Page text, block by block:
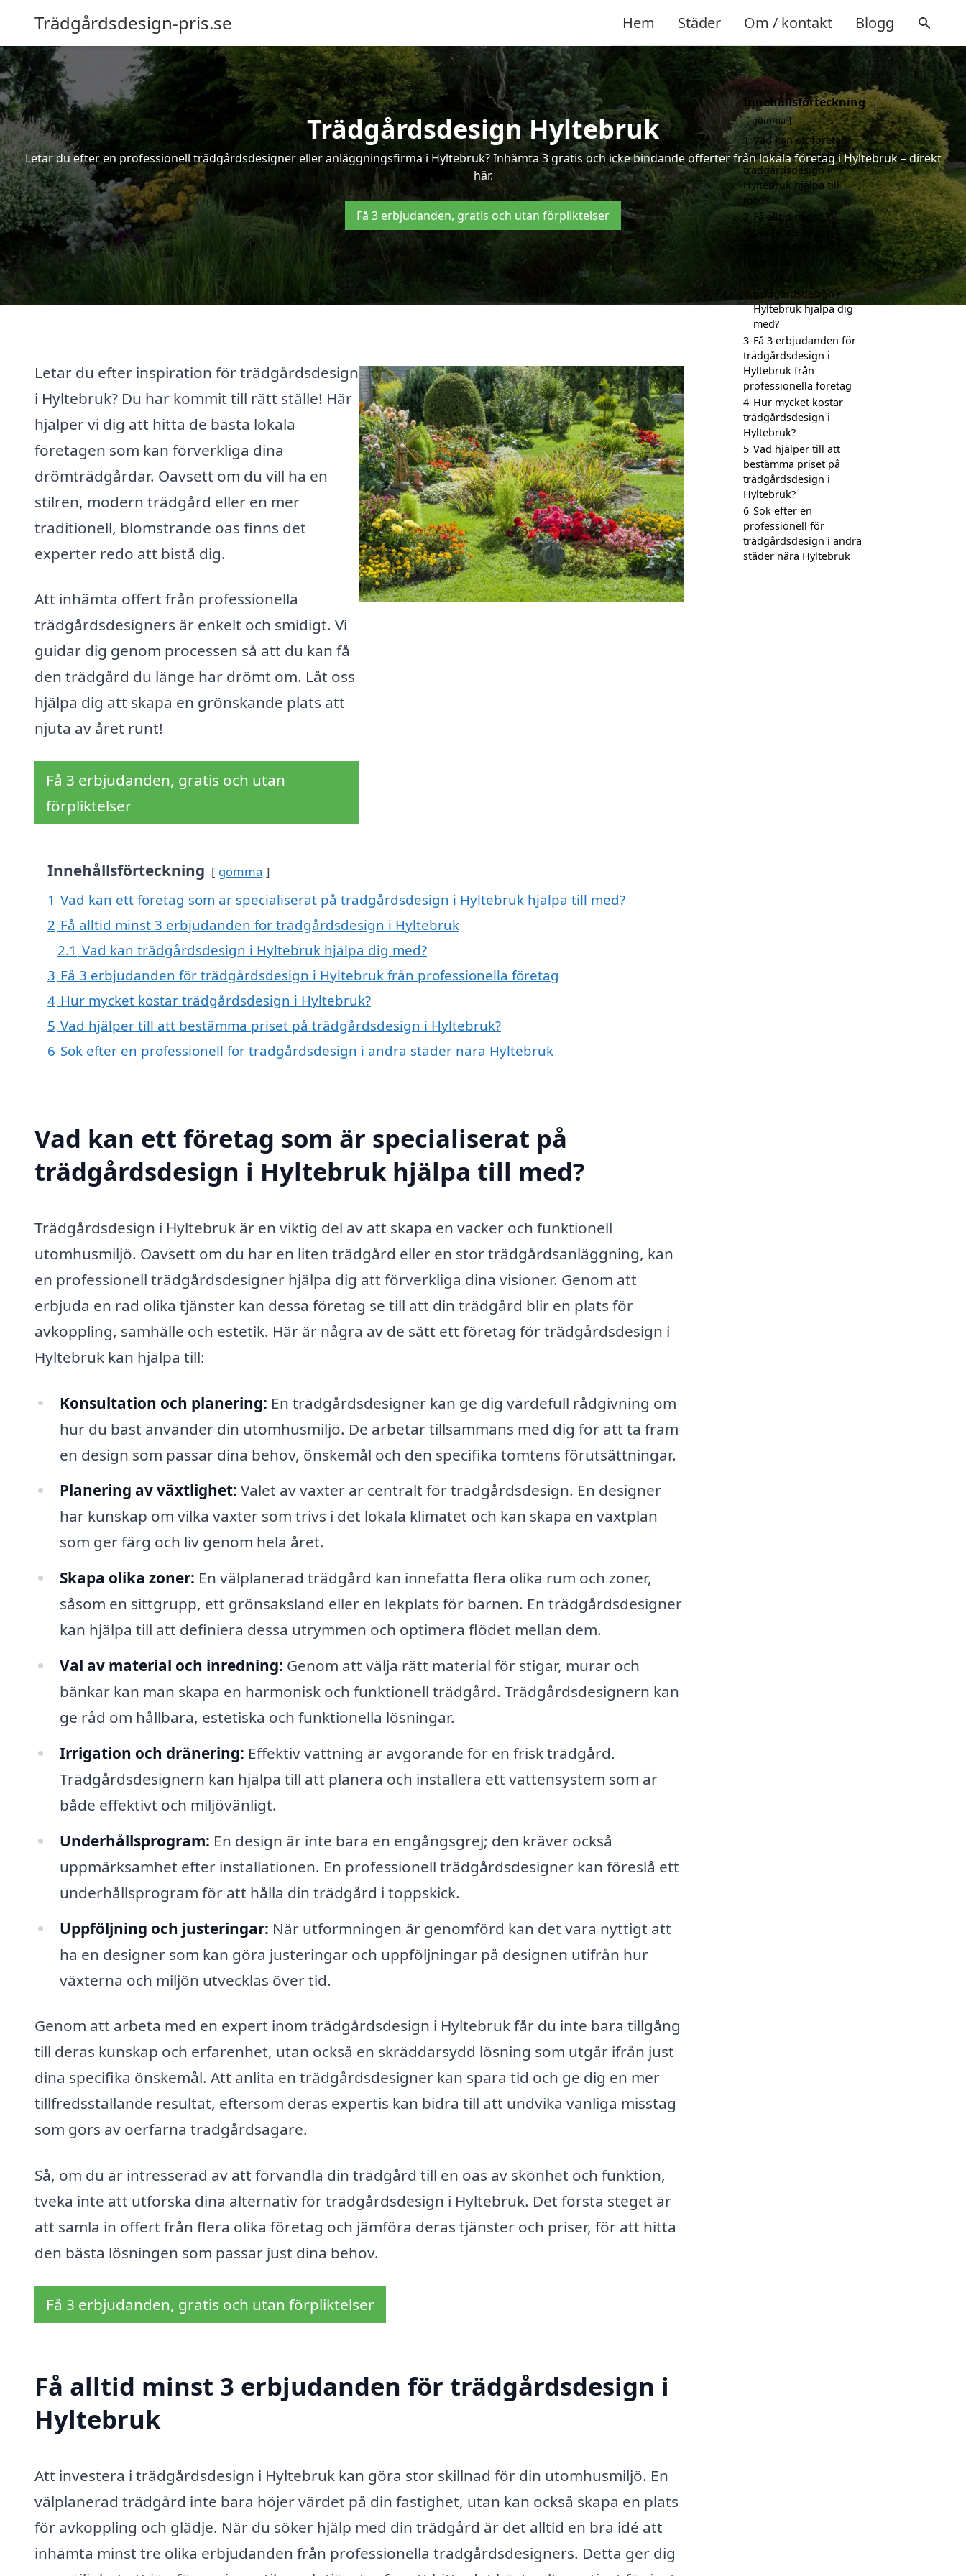
Trädgårdsdesign-pris.se Hem Städer Om / kontakt Blogg
Trädgårdsdesign Hyltebruk
Letar du efter en professionell trädgårdsdesigner eller anläggningsfirma i Hyltebruk? Inhämta 3 gratis och icke bindande offerter från lokala företag i Hyltebruk – direkt
här.
Få 3 erbjudanden, gratis och utan förpliktelser
Letar du efter inspiration för trädgårdsdesign
i Hyltebruk? Du har kommit till rätt ställe! Här
hjälper vi dig att hitta de bästa lokala
företagen som kan förverkliga dina
drömträdgårdar. Oavsett om du vill ha en
stilren, modern trädgård eller en mer
traditionell, blomstrande oas finns det
experter redo att bistå dig.
Att inhämta offert från professionella
trädgårdsdesigners är enkelt och smidigt. Vi
guidar dig genom processen så att du kan få
den trädgård du länge har drömt om. Låt oss
hjälpa dig att skapa en grönskande plats att
njuta av året runt!
Få 3 erbjudanden, gratis och utan
förpliktelser
Innehållsförteckning gömma
1 Vad kan ett företag som är specialiserat på trädgårdsdesign i Hyltebruk hjälpa till med?
2 Få alltid minst 3 erbjudanden för trädgårdsdesign i Hyltebruk
2.1 Vad kan trädgårdsdesign i Hyltebruk hjälpa dig med?
3 Få 3 erbjudanden för trädgårdsdesign i Hyltebruk från professionella företag
4 Hur mycket kostar trädgårdsdesign i Hyltebruk?
5 Vad hjälper till att bestämma priset på trädgårdsdesign i Hyltebruk?
6 Sök efter en professionell för trädgårdsdesign i andra städer nära Hyltebruk
Vad kan ett företag som är specialiserat på
trädgårdsdesign i Hyltebruk hjälpa till med?
Trädgårdsdesign i Hyltebruk är en viktig del av att skapa en vacker och funktionell
utomhusmiljö. Oavsett om du har en liten trädgård eller en stor trädgårdsanläggning, kan
en professionell trädgårdsdesigner hjälpa dig att förverkliga dina visioner. Genom att
erbjuda en rad olika tjänster kan dessa företag se till att din trädgård blir en plats för
avkoppling, samhälle och estetik. Här är några av de sätt ett företag för trädgårdsdesign i
Hyltebruk kan hjälpa till:
Konsultation och planering: En trädgårdsdesigner kan ge dig värdefull rådgivning om
hur du bäst använder din utomhusmiljö. De arbetar tillsammans med dig för att ta fram
en design som passar dina behov, önskemål och den specifika tomtens förutsättningar.
Planering av växtlighet: Valet av växter är centralt för trädgårdsdesign. En designer
har kunskap om vilka växter som trivs i det lokala klimatet och kan skapa en växtplan
som ger färg och liv genom hela året.
Skapa olika zoner: En välplanerad trädgård kan innefatta flera olika rum och zoner,
såsom en sittgrupp, ett grönsaksland eller en lekplats för barnen. En trädgårdsdesigner
kan hjälpa till att definiera dessa utrymmen och optimera flödet mellan dem.
Val av material och inredning: Genom att välja rätt material för stigar, murar och
bänkar kan man skapa en harmonisk och funktionell trädgård. Trädgårdsdesignern kan
ge råd om hållbara, estetiska och funktionella lösningar.
Irrigation och dränering: Effektiv vattning är avgörande för en frisk trädgård.
Trädgårdsdesignern kan hjälpa till att planera och installera ett vattensystem som är
både effektivt och miljövänligt.
Underhållsprogram: En design är inte bara en engångsgrej; den kräver också
uppmärksamhet efter installationen. En professionell trädgårdsdesigner kan föreslå ett
underhållsprogram för att hålla din trädgård i toppskick.
Uppföljning och justeringar: När utformningen är genomförd kan det vara nyttigt att
ha en designer som kan göra justeringar och uppföljningar på designen utifrån hur
växterna och miljön utvecklas över tid.
Genom att arbeta med en expert inom trädgårdsdesign i Hyltebruk får du inte bara tillgång
till deras kunskap och erfarenhet, utan också en skräddarsydd lösning som utgår ifrån just
dina specifika önskemål. Att anlita en trädgårdsdesigner kan spara tid och ge dig en mer
tillfredsställande resultat, eftersom deras expertis kan bidra till att undvika vanliga misstag
som görs av oerfarna trädgårdsägare.
Så, om du är intresserad av att förvandla din trädgård till en oas av skönhet och funktion,
tveka inte att utforska dina alternativ för trädgårdsdesign i Hyltebruk. Det första steget är
att samla in offert från flera olika företag och jämföra deras tjänster och priser, för att hitta
den bästa lösningen som passar just dina behov.
Få 3 erbjudanden, gratis och utan förpliktelser
Få alltid minst 3 erbjudanden för trädgårdsdesign i
Hyltebruk
Att investera i trädgårdsdesign i Hyltebruk kan göra stor skillnad för din utomhusmiljö. En
välplanerad trädgård inte bara höjer värdet på din fastighet, utan kan också skapa en plats
för avkoppling och glädje. När du söker hjälp med din trädgård är det alltid en bra idé att
inhämta minst tre olika erbjudanden från professionella trädgårdsdesigners. Detta ger dig
Innehållsförteckning
gömma
1 Vad kan ett företag
som är specialiserat på
trädgårdsdesign i
Hyltebruk hjälpa till
med?
2 Få alltid minst 3
erbjudanden för
Vad kan
trädgårdsdesign i
Hyltebruk hjälpa dig
med?
3 Få 3 erbjudanden för
trädgårdsdesign i
Hyltebruk från
professionella företag
4 Hur mycket kostar
trädgårdsdesign i
Hyltebruk?
5 Vad hjälper till att
bestämma priset på
trädgårdsdesign i
Hyltebruk?
6 Sök efter en
professionell för
trädgårdsdesign i andra
städer nära Hyltebruk